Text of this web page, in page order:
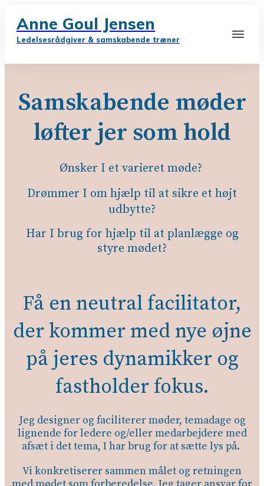
Anne Goul Jensen
Ledelsesrådgiver & samskabende træner
Samskabende møder
løfter jer som hold
Ønsker I et varieret møde?
Drømmer I om hjælp til at sikre et højt
udbytte?
Har I brug for hjælp til at planlægge og
styre mødet?
Få en neutral facilitator,
der kommer med nye øjne
på jeres dynamikker og
fastholder fokus.
Jeg designer og faciliterer møder, temadage og
lignende for ledere og/eller medarbejdere med
afsæt i det tema, I har brug for at sætte lys på.
Vi konkretiserer sammen målet og retningen